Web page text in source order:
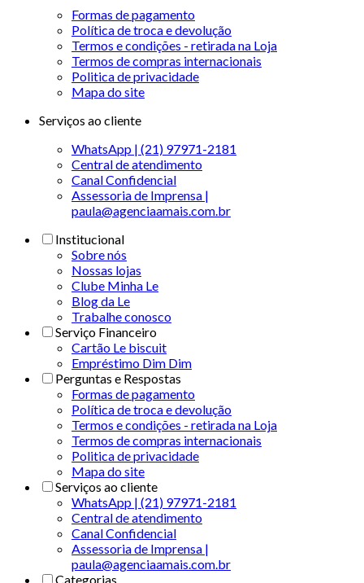
Formas de pagamento
Política de troca e devolução
Termos e condições - retirada na Loja
Termos de compras internacionais
Politica de privacidade
Mapa do site
Serviços ao cliente
WhatsApp | (21) 97971-2181
Central de atendimento
Canal Confidencial
Assessoria de Imprensa |
paula@agenciaamais.com.br
Institucional
Sobre nós
Nossas lojas
Clube Minha Le
Blog da Le
Trabalhe conosco
Serviço Financeiro
Cartão Le biscuit
Empréstimo Dim Dim
Perguntas e Respostas
Formas de pagamento
Política de troca e devolução
Termos e condições - retirada na Loja
Termos de compras internacionais
Politica de privacidade
Mapa do site
Serviços ao cliente
WhatsApp | (21) 97971-2181
Central de atendimento
Canal Confidencial
Assessoria de Imprensa |
paula@agenciaamais.com.br
Categorias